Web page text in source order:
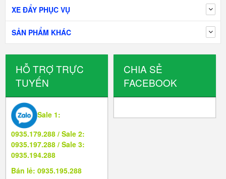
XE ĐẨY PHỤC VỤ
SẢN PHẨM KHÁC
HỖ TRỢ TRỰC
TUYẾN
Sale 1:
0935.179.288 / Sale 2:
0935.197.288 / Sale 3:
0935.194.288
Bán lẻ: 0935.195.288
CHIA SẺ
FACEBOOK